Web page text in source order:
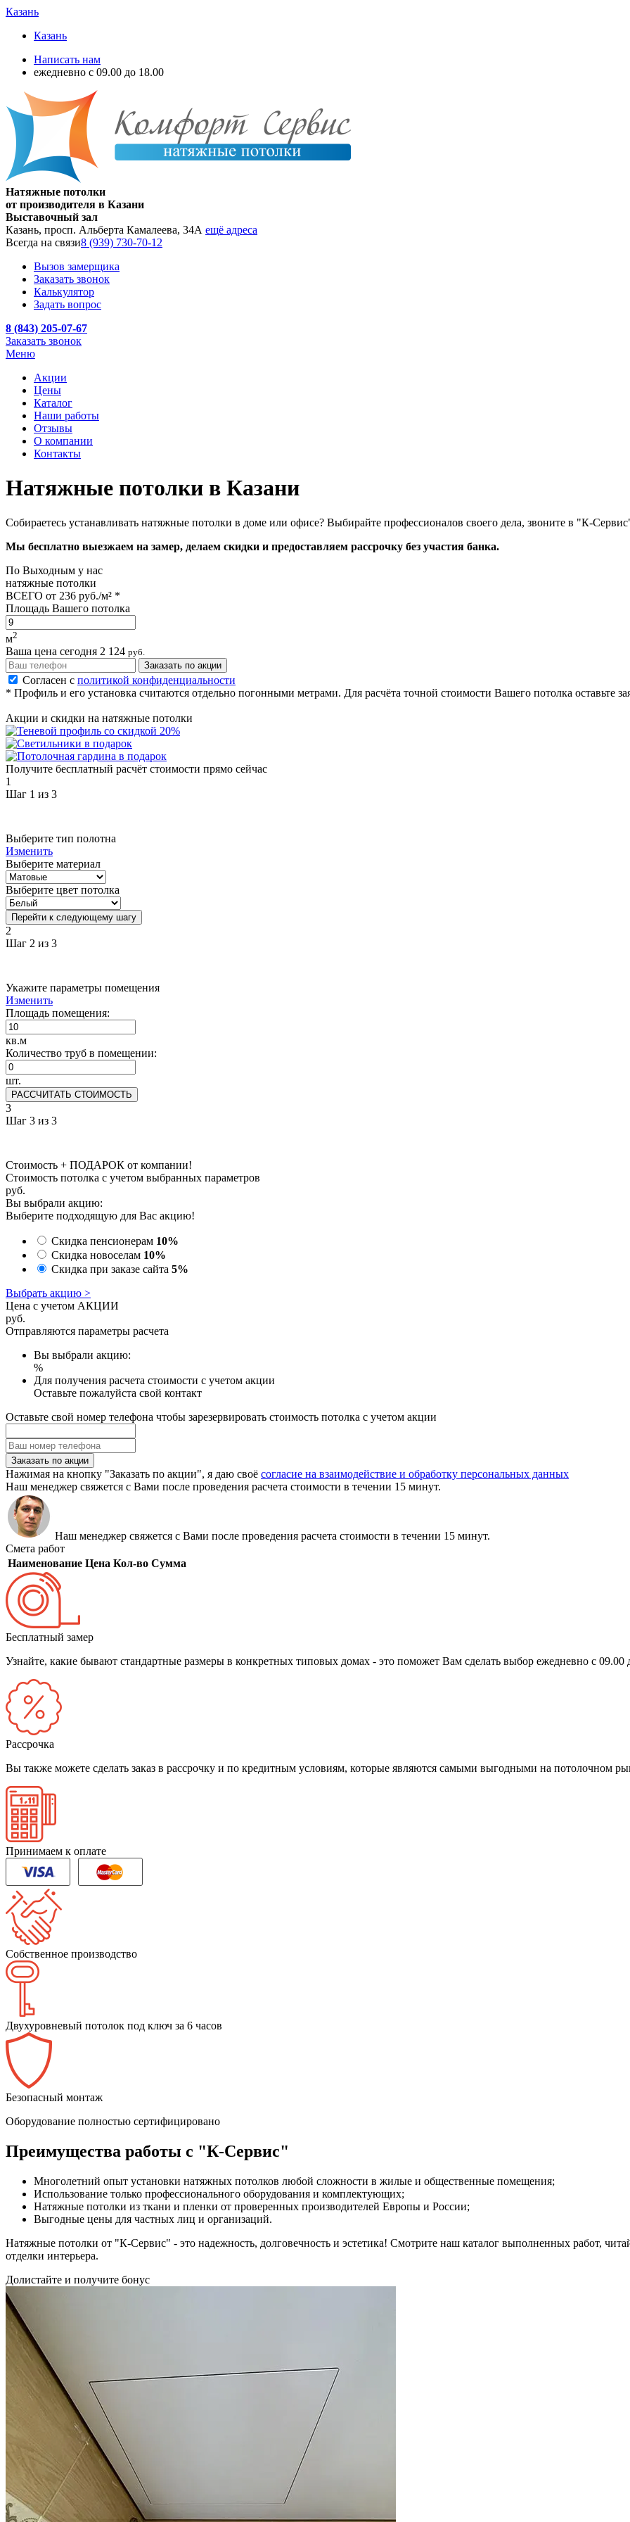
Казань
Казань
Написать нам
ежедневно с 09.00 до 18.00
Натяжные потолки
от производителя в Казани
Выставочный зал
Казань, просп. Альберта Камалеева, 34А ещё адреса
Всегда на связи8 (939) 730-70-12
Вызов замерщика
Заказать звонок
Калькулятор
Задать вопрос
8 (843) 205-07-67
Заказать звонок
Меню
Акции
Цены
Каталог
Наши работы
Отзывы
О компании
Контакты
Натяжные потолки в Казани
Собираетесь устанавливать натяжные потолки в доме или офисе? Выбирайте профессионалов своего дела, звоните в "К-
Мы бесплатно выезжаем на замер, делаем скидки и предоставляем рассрочку без участия банка.
По Выходным у нас
натяжные потолки
ВСЕГО от 236 руб./м² *
Площадь Вашего потолка
м2
Ваша цена сегодня 2 124 руб.
Заказать по акции
Согласен с политикой конфиденциальности
* Профиль и его установка считаются отдельно погонными метрами. Для расчёта точной стоимости Вашего потолка оставьте
Акции и скидки на натяжные потолки
Получите бесплатный расчёт стоимости прямо сейчас
1
Шаг 1 из 3
Выберите тип полотна
Изменить
Выберите материал
Выберите цвет потолка
Перейти к следующему шагу
2
Шаг 2 из 3
Укажите параметры помещения
Изменить
Площадь помещения:
кв.м
Количество труб в помещении:
шт.
РАССЧИТАТЬ СТОИМОСТЬ
3
Шаг 3 из 3
Стоимость + ПОДАРОК от компании!
Стоимость потолка с учетом выбранных параметров
руб.
Вы выбрали акцию:
Выберите подходящую для Вас акцию!
Скидка пенсионерам 10%
Скидка новоселам 10%
Скидка при заказе сайта 5%
Выбрать акцию >
Цена с учетом АКЦИИ
руб.
Отправляются параметры расчета
Вы выбрали акцию:
%
Для получения расчета стоимости с учетом акции
Оставьте пожалуйста свой контакт
Оставьте свой номер телефона чтобы зарезервировать стоимость потолка с учетом акции
Заказать по акции
Нажимая на кнопку "Заказать по акции", я даю своё согласие на взаимодействие и обработку персональных данных
Наш менеджер свяжется с Вами после проведения расчета стоимости в течении 15 минут.
Наш менеджер свяжется с Вами после проведения расчета стоимости в течении 15 минут.
Смета работ
Наименование Цена Кол-во Сумма
Бесплатный замер
Узнайте, какие бывают стандартные размеры в конкретных типовых домах - это поможет Вам сделать выбор ежедневно с 09.00
Рассрочка
Вы также можете сделать заказ в рассрочку и по кредитным условиям, которые являются самыми выгодными на потолочном
Принимаем к оплате
Собственное производство
Двухуровневый потолок под ключ за 6 часов
Безопасный монтаж
Оборудование полностью сертифицировано
Преимущества работы с "К-Сервис"
Многолетний опыт установки натяжных потолков любой сложности в жилые и общественные помещения;
Использование только профессионального оборудования и комплектующих;
Натяжные потолки из ткани и пленки от проверенных производителей Европы и России;
Выгодные цены для частных лиц и организаций.
Натяжные потолки от "К-Сервис" - это надежность, долговечность и эстетика! Смотрите наш каталог выполненных работ,
отделки интерьера.
Долистайте и получите бонус